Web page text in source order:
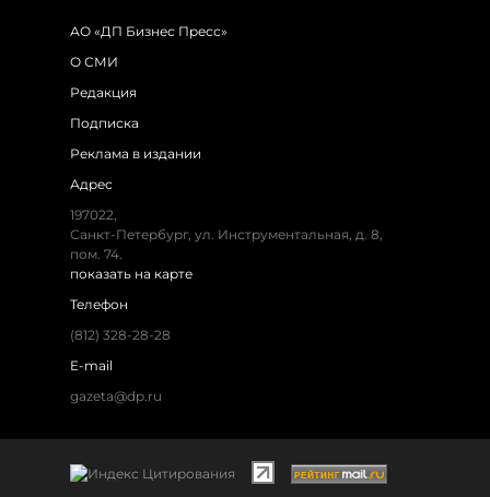
АО «ДП Бизнес Пресс»
О СМИ
Редакция
Подписка
Реклама в издании
Адрес
197022,
Санкт-Петербург, ул. Инструментальная, д. 8,
пом. 74.
показать на карте
Телефон
(812) 328-28-28
E-mail
gazeta@dp.ru